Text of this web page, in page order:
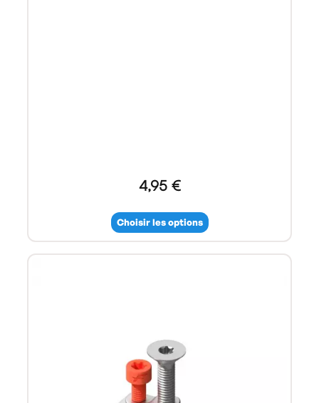
4,95 €
Choisir les options